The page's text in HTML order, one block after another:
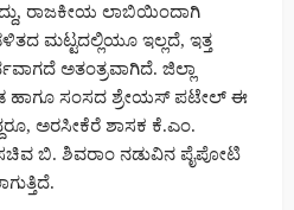
ರಾಜಕೀಯ ಲಾಬಿಯಿಂದಾಗಿ
ಮಟ್ಟದಲ್ಲಿಯೂ ಇಲ್ಲದೆ, ಇತ್ತ
ಅತಂತ್ರವಾಗಿದೆ. ಜಿಲ್ಲಾ
ಹಾಗೂ ಸಂಸದ ಶ್ರೇಯಸ್ ಪಟೇಲ್ ಈ
ಅರಸೀಕೆರೆ ಶಾಸಕ ಕೆ.ಎಂ.
ಬಿ. ಶಿವರಾಂ ನಡುವಿನ ಪೈಪೋಟಿ